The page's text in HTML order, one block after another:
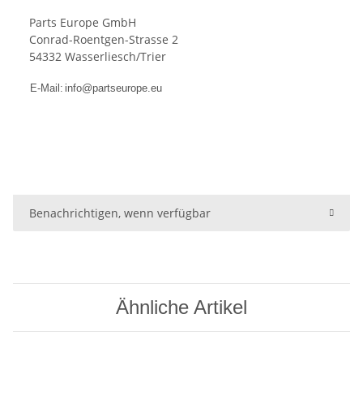
Parts Europe GmbH
Conrad-Roentgen-Strasse 2
54332 Wasserliesch/Trier
E-Mail: info@partseurope.eu
Benachrichtigen, wenn verfügbar
Ähnliche Artikel